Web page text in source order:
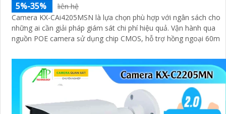
5%-35%
liên hệ
Camera KX-CAi4205MSN là lựa chọn phù hợp với ngân sách cho
những ai cần giải pháp giám sát chi phí hiệu quả. Vận hành qua
nguồn POE camera sử dụng chip CMOS, hỗ trợ hồng ngoại 60m